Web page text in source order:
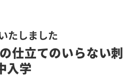
たしました
仕立てのいらない刺
入学